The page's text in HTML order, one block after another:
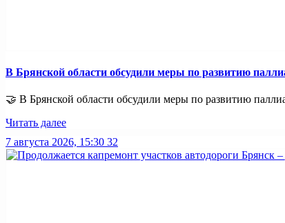
В Брянской области обсудили меры по развитию
🤝 В Брянской области обсудили меры по развитию
Читать далее
7 августа 2026, 15:30 32